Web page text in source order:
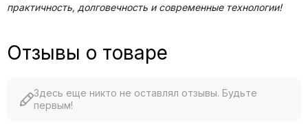
практичность, долговечность и современные технологии!
Отзывы о товаре
Здесь еще никто не оставлял отзывы. Будьте
первым!